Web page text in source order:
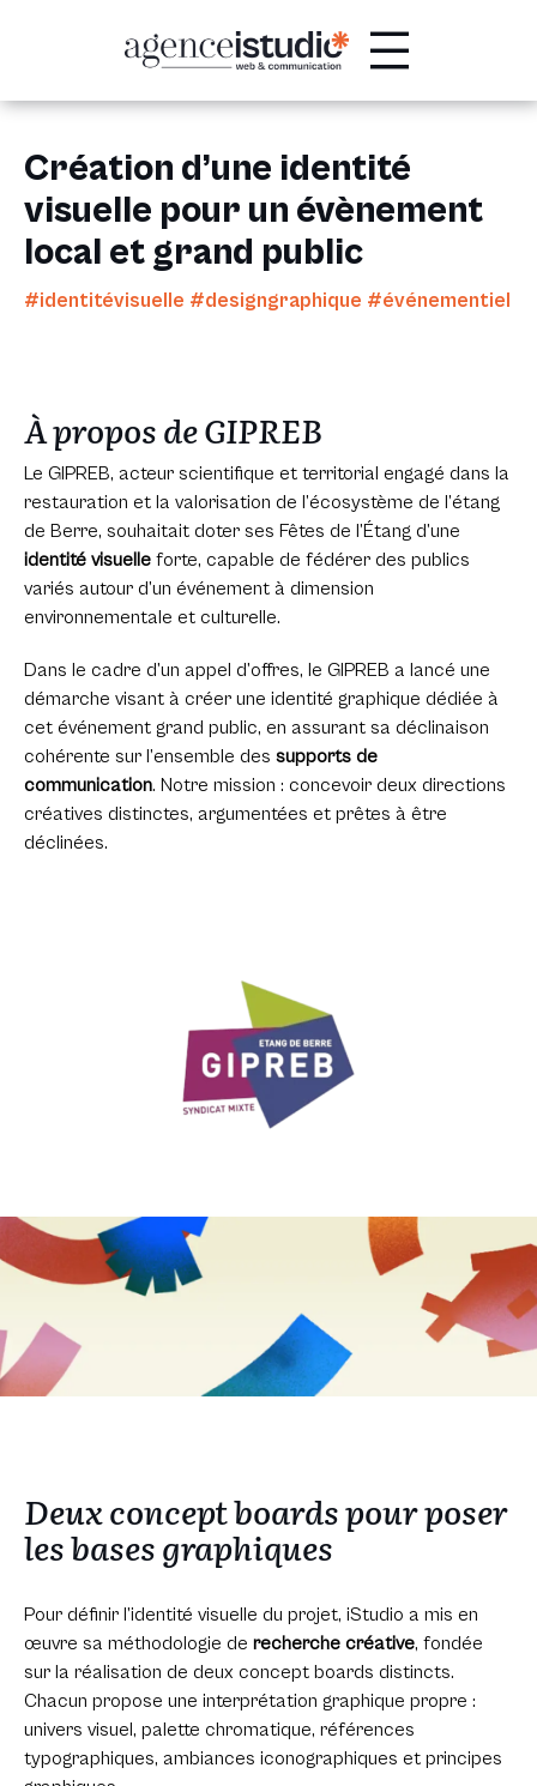
Création d’une identité
visuelle pour un évènement
local et grand public
#identitévisuelle #designgraphique #événementiel
À propos de GIPREB
Le GIPREB, acteur scientifique et territorial engagé dans la
restauration et la valorisation de l’écosystème de l’étang
de Berre, souhaitait doter ses Fêtes de l’Étang d’une
identité visuelleforte, capable de fédérer des publics
variés autour d’un événement à dimension
environnementale et culturelle.
Dans le cadre d’un appel d’offres, le GIPREB a lancé une
démarche visant à créer une identité graphique dédiée à
cet événement grand public, en assurant sa déclinaison
cohérente sur l’ensemble des supports de
communication. Notre mission : concevoir deux directions
créatives distinctes, argumentées et prêtes à être
déclinées.
Deux concept boards pour poser
les bases graphiques
Pour définir l’identité visuelle du projet, iStudio a mis en
œuvre sa méthodologie de recherche créative, fondée
sur la réalisation de deux concept boards distincts.
Chacun propose une interprétation graphique propre :
univers visuel, palette chromatique, références
typographiques, ambiances iconographiques et principes